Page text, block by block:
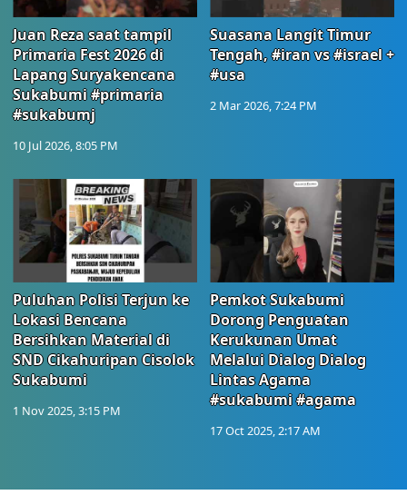
Juan Reza saat tampil
Primaria Fest 2026 di
Lapang Suryakencana
Sukabumi #primaria
#sukabumj
10 Jul 2026, 8:05 PM
Suasana Langit Timur
Tengah, #iran vs #israel +
#usa
2 Mar 2026, 7:24 PM
Puluhan Polisi Terjun ke
Lokasi Bencana
Bersihkan Material di
SND Cikahuripan Cisolok
Sukabumi
1 Nov 2025, 3:15 PM
Pemkot Sukabumi
Dorong Penguatan
Kerukunan Umat
Melalui Dialog Dialog
Lintas Agama
#sukabumi #agama
17 Oct 2025, 2:17 AM